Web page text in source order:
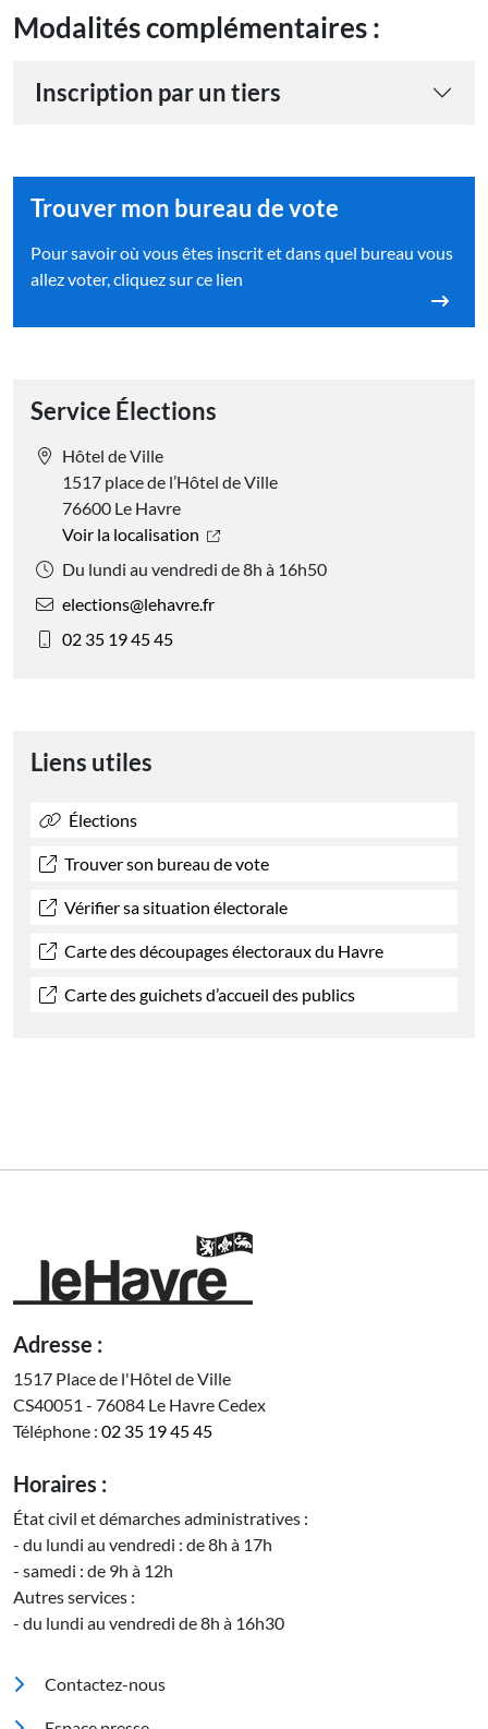
Modalités complémentaires :
Inscription par un tiers
Trouver mon bureau de vote
Pour savoir où vous êtes inscrit et dans quel bureau vous
allez voter, cliquez sur ce lien
Service Élections
Hôtel de Ville
1517 place de l’Hôtel de Ville
76600 Le Havre
Voir la localisation
Du lundi au vendredi de 8h à 16h50
elections@lehavre.fr
02 35 19 45 45
Liens utiles
Élections
Trouver son bureau de vote
Vérifier sa situation électorale
Carte des découpages électoraux du Havre
Carte des guichets d’accueil des publics
Adresse :
1517 Place de l'Hôtel de Ville
CS40051 - 76084 Le Havre Cedex
Téléphone : 02 35 19 45 45
Horaires :
État civil et démarches administratives :
- du lundi au vendredi : de 8h à 17h
- samedi : de 9h à 12h
Autres services :
- du lundi au vendredi de 8h à 16h30
Pied de page
Contactez-nous